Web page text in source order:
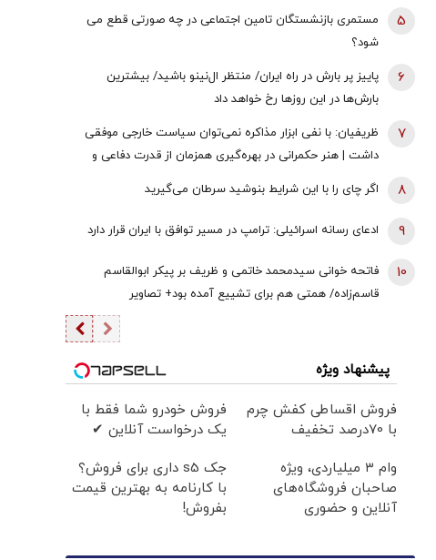
دستیابی به یک پیروزی نمادین پیش از انتخابات میان‌دوره‌ای
کنگره، به عملیات زمینی روی بیاورد
مستمری بازنشستگان تامین اجتماعی در چه صورتی قطع می
شود؟
5
پاییز پر بارش در راه ایران/ منتظر ال‌نینو باشید/ بیشترین
بارش‌ها در این روزها رخ خواهد داد
6
ظریفیان: با نفی ابزار مذاکره نمی‌توان سیاست خارجی موفقی
داشت | هنر حکمرانی در بهره‌گیری همزمان از قدرت دفاعی و
ظرفیت‌های دیپلماتیک است، نه حذف یکی به نفع دیگری
7
اگر چای را با این شرایط بنوشید سرطان می‌گیرید 8
ادعای رسانه اسرائیلی: ترامپ در مسیر توافق با ایران قرار دارد 9
فاتحه خوانی سیدمحمد خاتمی و ظریف بر پیکر ابوالقاسم
قاسم‌زاده/ همتی هم برای تشییع آمده بود+ تصاویر
10
پیشنهاد ویژه
فروش اقساطی کفش چرم
با 70درصد تخفیف
فروش خودرو شما فقط با
یک درخواست آنلاین ✔
وام ۳ میلیاردی، ویژه
صاحبان فروشگاه‌های
آنلاین و حضوری
جک s5 داری برای فروش؟
با کارنامه به بهترین قیمت
بفروش!